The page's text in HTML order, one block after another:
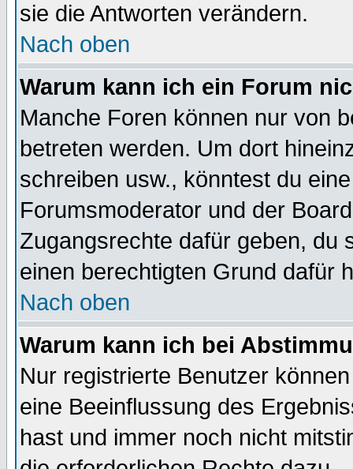
sie die Antworten verändern.
Nach oben
Warum kann ich ein Forum
Manche Foren können nur von
betreten werden. Um dort
schreiben usw., könntest du
Forumsmoderator und der
Zugangsrechte dafür geben, du
einen berechtigten Grund dafür
Nach oben
Warum kann ich bei
Nur registrierte Benutzer
eine Beeinflussung des
hast und immer noch nicht